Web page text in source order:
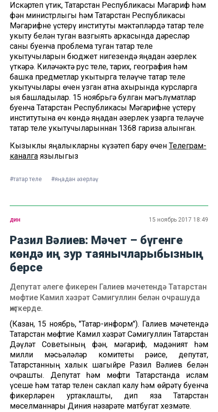
Искәртеп үтик, Татарстан Республикасы Мәгариф һәм
фән министрлыгы һәм Татарстан Республикасы
Мәгарифне үстерү институты мәктәпләрдә татар теле
укыту белән туган вазгыять аркасында дәресләр
саны буенча проблема туган татар теле
укытучыларын бюджет нигезендә яңадан әзерлек
үткәрә. Киләчәктә рус теле, тарих, география һәм
башка предметлар укытырга теләүче татар теле
укытучылары өчен узган атна ахырында курсларга
җыя башладылар. 15 ноябрьгә булган мәгълүматлар
буенча Татарстан Республикасы Мәгарифне үстерү
институтына өч көндә яңадан әзерлек узарга теләүче
татар теле укытучыларыннан 1368 гариза алынган.
Кызыклы яңалыкларны күзәтеп бару өчен Телеграм-
каналга язылыгыз
#татар теле #яңадан әзерләү
дин 15 ноябрь 2017 18:49
Разил Вәлиев: Мәчет – бүгенге
көндә иң зур таянычларыбызның
берсе
Депутат әлеге фикерен Галиев мәчетендә Татарстан
мөфтие Камил хәзрәт Сәмигуллин белән очрашуда
җиткерде.
(Казан, 15 ноябрь, "Татар-информ"). Галиев мәчетендә
Татарстан мөфтие Камил хәзрәт Сәмигуллин Татарстан
Дәүләт Советының фән, мәгариф, мәдәният һәм
милли мәсьәләләр комитеты рәисе, депутат,
Татарстанның халык шагыйре Разил Вәлиев белән
очрашты. Депутат һәм мөфти Татарстанда ислам
үсеше һәм татар телен саклап калу һәм өйрәтү буенча
фикерләрен уртаклашты, дип яза Татарстан
мөселманнары Диния нәзарәте матбугат хезмәте.